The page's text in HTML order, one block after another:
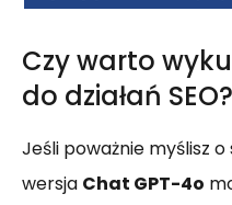
Czy warto
do działań SEO?
Jeśli poważnie myślisz o
wersja Chat GPT-4o